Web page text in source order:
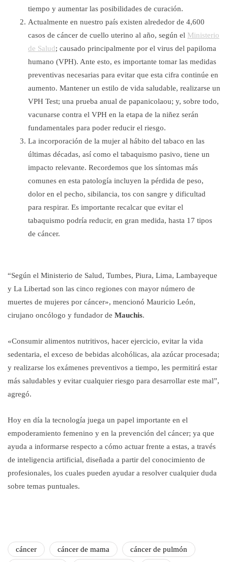
tiempo y aumentar las posibilidades de curación.
Actualmente en nuestro país existen alrededor de 4,600
casos de cáncer de cuello uterino al año, según el Ministerio
de Salud; causado principalmente por el virus del papiloma
humano (VPH). Ante esto, es importante tomar las medidas
preventivas necesarias para evitar que esta cifra continúe en
aumento. Mantener un estilo de vida saludable, realizarse un
VPH Test; una prueba anual de papanicolaou; y, sobre todo,
vacunarse contra el VPH en la etapa de la niñez serán
fundamentales para poder reducir el riesgo.
La incorporación de la mujer al hábito del tabaco en las
últimas décadas, así como el tabaquismo pasivo, tiene un
impacto relevante. Recordemos que los síntomas más
comunes en esta patología incluyen la pérdida de peso,
dolor en el pecho, sibilancia, tos con sangre y dificultad
para respirar. Es importante recalcar que evitar el
tabaquismo podría reducir, en gran medida, hasta 17 tipos
de cáncer.
“Según el Ministerio de Salud, Tumbes, Piura, Lima, Lambayeque
y La Libertad son las cinco regiones con mayor número de
muertes de mujeres por cáncer», mencionó Mauricio León,
cirujano oncólogo y fundador de Mauchis.
«Consumir alimentos nutritivos, hacer ejercicio, evitar la vida
sedentaria, el exceso de bebidas alcohólicas, ala azúcar procesada;
y realizarse los exámenes preventivos a tiempo, les permitirá estar
más saludables y evitar cualquier riesgo para desarrollar este mal”,
agregó.
Hoy en día la tecnología juega un papel importante en el
empoderamiento femenino y en la prevención del cáncer; ya que
ayuda a informarse respecto a cómo actuar frente a estas, a través
de inteligencia artificial, diseñada a partir del conocimiento de
profesionales, los cuales pueden ayudar a resolver cualquier duda
sobre temas puntuales.
cáncer cáncer de mama cáncer de pulmón